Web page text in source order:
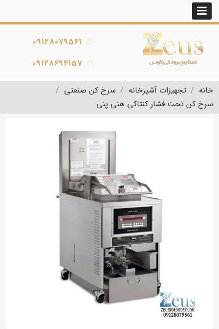
09128079561
09128694157
خانه تجهیزات آشپزخانه
سرخ کن صنعتی
سرخ کن تحت فشار کنتاکی هنی پنی